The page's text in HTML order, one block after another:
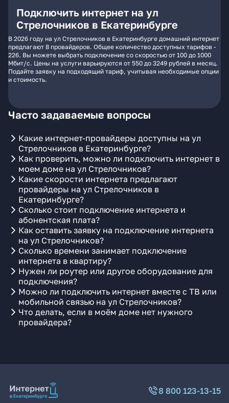
Подключить интернет на ул
Стрелочников в Екатеринбурге
В 2026 году на ул Стрелочников в Екатеринбурге домашний интернет
предлагают 8 провайдеров. Общее количество доступных тарифов -
226. Вы можете выбрать подключение со скоростью от 100 до 1000
Мбит/с. Цены на услуги варьируются от 550 до 3249 рублей в месяц.
Подайте заявку на подходящий тариф, учитывая необходимые опции
и стоимость.
Часто задаваемые вопросы
Какие интернет-провайдеры доступны на ул
Стрелочников в Екатеринбурге?
Как проверить, можно ли подключить интернет в
моем доме на ул Стрелочников?
Какие скорости интернета предлагают
провайдеры на ул Стрелочников в
Екатеринбурге?
Сколько стоит подключение интернета и
абонентская плата?
Как оставить заявку на подключение интернета
на ул Стрелочников?
Сколько времени занимает подключение
интернета в квартиру?
Нужен ли роутер или другое оборудование для
подключения?
Можно ли подключить интернет вместе с ТВ или
мобильной связью на ул Стрелочников?
Что делать, если в моём доме нет нужного
провайдера?
8 800 123-13-15